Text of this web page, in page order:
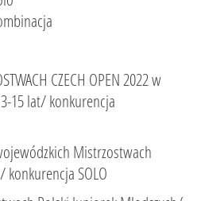
CZECH OPEN 2022 w
15 lat/ konkurencja
Mistrzostwach
konkurencja SOLO